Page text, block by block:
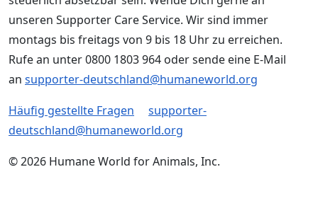
unseren Supporter Care Service. Wir sind immer
montags bis freitags von 9 bis 18 Uhr zu erreichen.
Rufe an unter 0800 1803 964 oder sende eine E-Mail
an supporter-deutschland@humaneworld.org
Häufig gestellte Fragen
supporter-
deutschland@humaneworld.org
© 2026 Humane World for Animals, Inc.